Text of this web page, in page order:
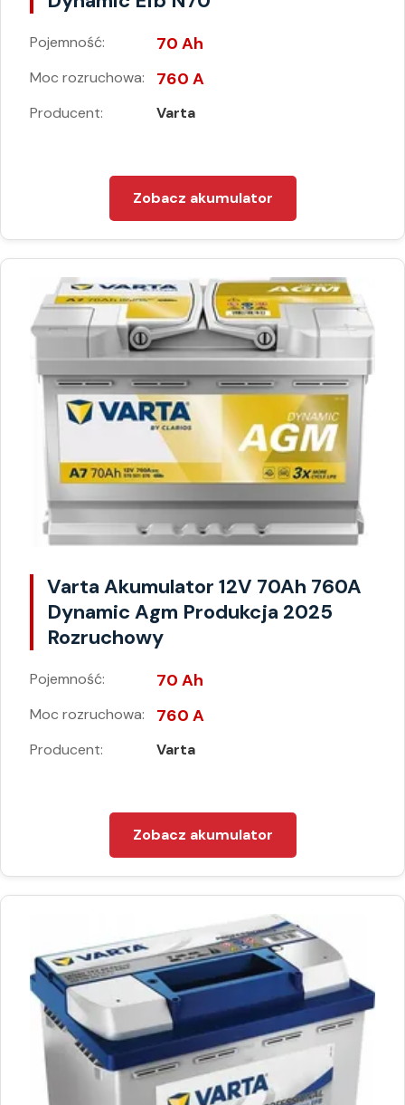
Pojemność: 70 Ah
Moc rozruchowa: 760 A
Producent: Varta
Zobacz akumulator
Varta Akumulator 12V 70Ah 760A
Dynamic Agm Produkcja 2025
Rozruchowy
Pojemność: 70 Ah
Moc rozruchowa: 760 A
Producent: Varta
Zobacz akumulator